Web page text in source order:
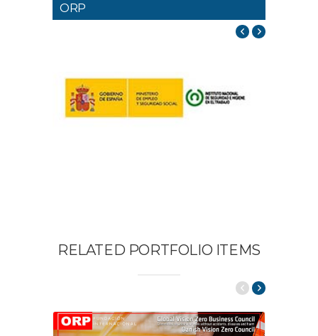
ORP
RELATED PORTFOLIO ITEMS